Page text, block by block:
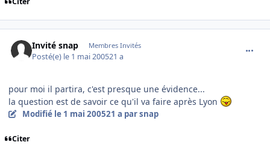
Invité snap Membres Invités
Posté(e) le 1 mai 200521 a
pour moi il partira, c'est presque une évidence...
la question est de savoir ce qu'il va faire après Lyon
Modifié le 1 mai 200521 a par snap
Citer